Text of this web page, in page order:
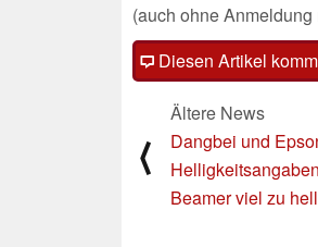
(auch ohne Anmeldung
Diesen Artikel
⟨
Ältere News
Dangbei und
Beamer viel zu